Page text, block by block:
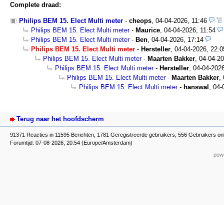
Complete draad:
Philips BEM 15. Elect Multi meter - cheops 04-04-2026, 11:46
Philips BEM 15. Elect Multi meter- Maurice 04-04-2026, 11:54
Philips BEM 15. Elect Multi meter- Ben 04-04-2026, 17:14
Philips BEM 15. Elect Multi meter - Hersteller 04-04-2026,
Philips BEM 15. Elect Multi meter- Maarten Bakker 04-04-
Philips BEM 15. Elect Multi meter- Hersteller 04-04-
Philips BEM 15. Elect Multi meter- Maarten Bakker
Philips BEM 15. Elect Multi meter- hanswal 04-
Terug naar het hoofdscherm
91371 Reacties in 11595 Berichten, 1781 Geregistreerde gebruikers, 556 Gebruikers
Forumtijd: 07-08-2026, 20:54 (Europe/Amsterdam)